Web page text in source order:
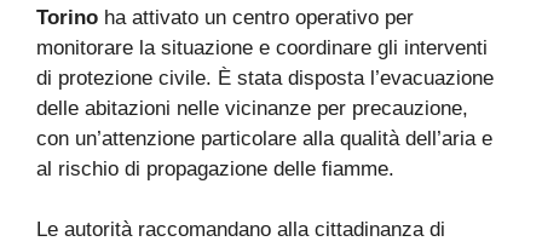
Torino ha attivato un centro operativo per
monitorare la situazione e coordinare gli interventi
di protezione civile. È stata disposta l’evacuazione
delle abitazioni nelle vicinanze per precauzione,
con un’attenzione particolare alla qualità dell’aria e
al rischio di propagazione delle fiamme.
Le autorità raccomandano alla cittadinanza di